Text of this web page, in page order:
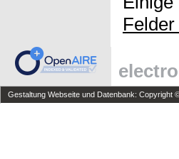
Gestaltung Webseite und Datenbank: Copyright